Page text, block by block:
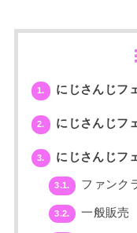
1. にじさんじフ
2. にじさんじフ
3. にじさんじフ
3.1. ファンク
3.2. 一般販売